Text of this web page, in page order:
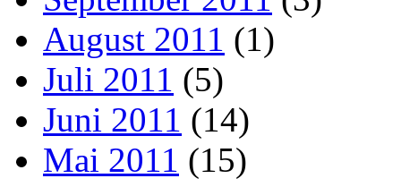
August 2011 (1)
Juli 2011 (5)
Juni 2011 (14)
Mai 2011 (15)